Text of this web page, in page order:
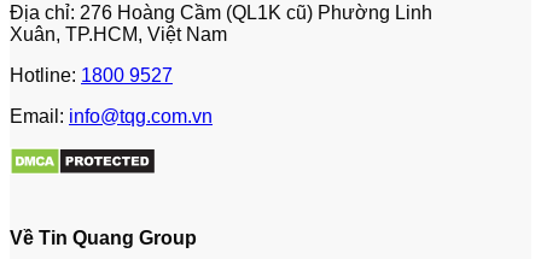
Địa chỉ: 276 Hoàng Cầm (QL1K cũ) Phường Linh
Xuân, TP.HCM, Việt Nam
Hotline: 1800 9527
Email: info@tqg.com.vn
Về Tin Quang Group